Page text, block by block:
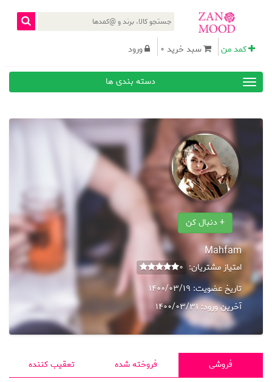
کمد من سبد خرید 0 ورود
دسته بندی ها
+ دنبال کن
Mahfam
امتیاز مشتریان: 0
تاریخ عضویت: 1400/03/19
آخرین ورود: 1400/03/31
فروشی فروخته شده
تعقیب کننده